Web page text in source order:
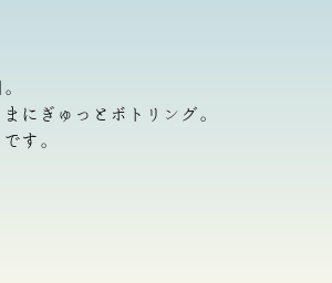
にぎゅっとボトリング。
す。